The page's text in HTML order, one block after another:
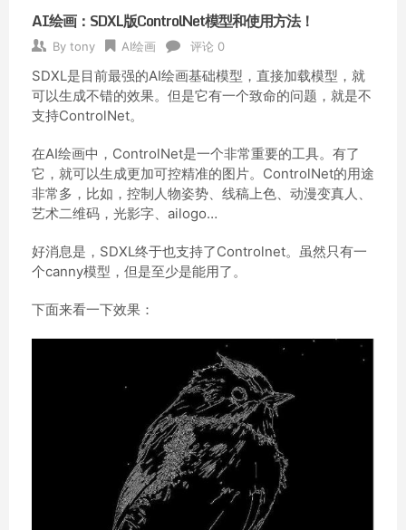
AI绘画：SDXL版ControlNet模型和使用方法！
By tony AI绘画 评论 0
SDXL是目前最强的AI绘画基础模型，直接加载模型，就
可以生成不错的效果。但是它有一个致命的问题，就是不
支持ControlNet。
在AI绘画中，ControlNet是一个非常重要的工具。有了
它，就可以生成更加可控精准的图片。ControlNet的用途
非常多，比如，控制人物姿势、线稿上色、动漫变真人、
艺术二维码，光影字、ailogo…
好消息是，SDXL终于也支持了Controlnet。虽然只有一
个canny模型，但是至少是能用了。
下面来看一下效果：